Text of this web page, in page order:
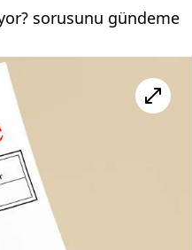
sorusunu gündeme